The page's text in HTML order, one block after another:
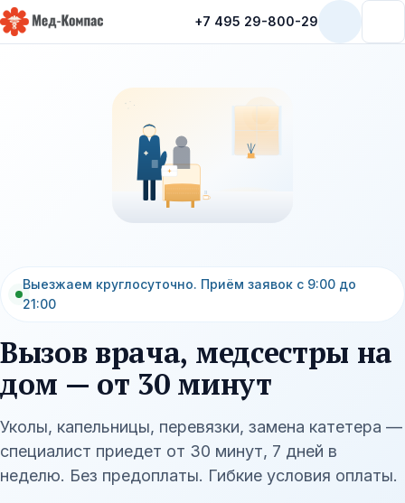
Мед-Компас
+7 495 29-800-29
Выезжаем круглосуточно. Приём заявок с 9:00 до
21:00
Вызов врача, медсестры на
дом — от 30 минут
Уколы, капельницы, перевязки, замена катетера —
специалист приедет от 30 минут, 7 дней в
неделю. Без предоплаты. Гибкие условия оплаты.